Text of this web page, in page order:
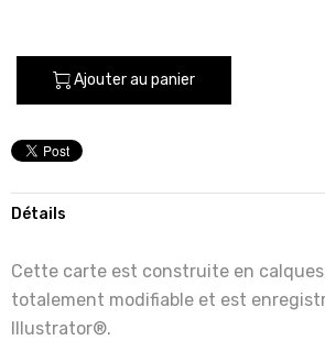
Ajouter au panier
Détails
Cette carte est construite en
totalement modifiable et est
Illustrator®.